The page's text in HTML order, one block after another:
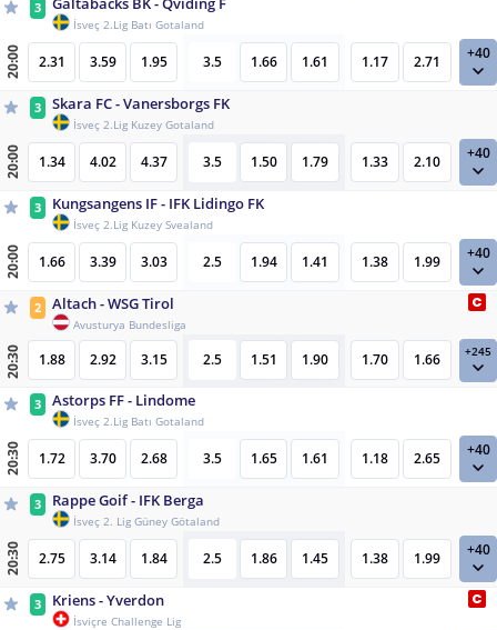
3
İsveç 2.Lig Batı Gotaland
20:00 2.31 3.59 1.95 3.5 1.66 1.61 1.17 2.71 +40
3 Skara FC - Vanersborgs FK
İsveç 2.Lig Kuzey Gotaland
20:00 1.34 4.02 4.37 3.5 1.50 1.79 1.33 2.10 +40
3 Kungsangens IF - IFK Lidingo FK
İsveç 2.Lig Kuzey Svealand
20:00 1.66 3.39 3.03 2.5 1.94 1.41 1.38 1.99 +40
2 Altach - WSG Tirol
Avusturya Bundesliga
20:30 1.88 2.92 3.15 2.5 1.51 1.90 1.70 1.66 +245
3 Astorps FF - Lindome
İsveç 2.Lig Batı Gotaland
20:30 1.72 3.70 2.68 3.5 1.65 1.61 1.18 2.65 +40
3 Rappe Goif - IFK Berga
İsveç 2. Lig Güney Götaland
20:30 2.75 3.14 1.84 2.5 1.86 1.45 1.38 1.99 +40
3 Kriens - Yverdon
İsviçre Challenge Lig